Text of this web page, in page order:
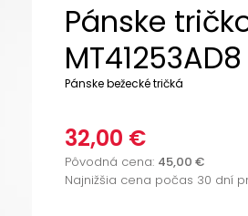
Pánske
Pánske bežecké tričká
32,00 €
Pôvodná cena: 45,00 €
Najnižšia cena počas 30 dní